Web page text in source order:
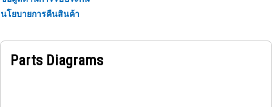
การใช้งาน:
เคเบิล
นโยบายการคืนสินค้า
Parts Diagrams